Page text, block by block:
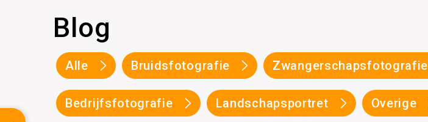
Blog
Alle Bruidsfotografie Zwangerschapsfotografie
Bedrijfsfotografie Landschapsportret Overige